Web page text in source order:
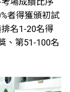
者得獲頒初試
名1-20名得
、第51-100名